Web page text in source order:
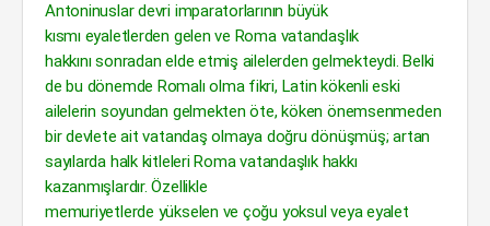
Antoninuslar devri imparatorlarının büyük
kısmı eyaletlerden gelen ve Roma vatandaşlık
hakkını sonradan elde etmiş ailelerden gelmekteydi. Belki
de bu dönemde Romalı olma fikri, Latin kökenli eski
ailelerin soyundan gelmekten öte, köken önemsenmeden
bir devlete ait vatandaş olmaya doğru dönüşmüş; artan
sayılarda halk kitleleri Roma vatandaşlık hakkı
kazanmışlardır. Özellikle
memuriyetlerde yükselen ve çoğu yoksul veya eyalet